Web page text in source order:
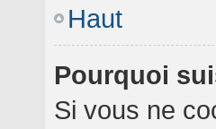
Haut
Pourquoi
Si vous ne